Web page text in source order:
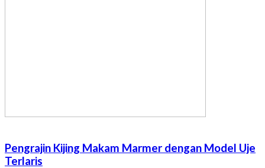
Pengrajin Kijing Makam Marmer dengan Model Uje
Terlaris